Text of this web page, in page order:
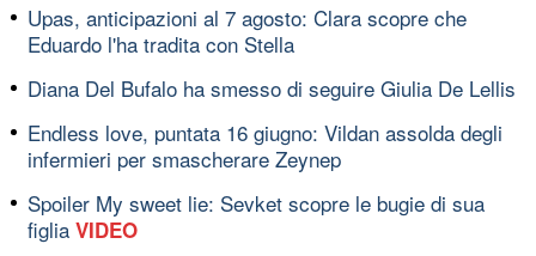
Upas, anticipazioni al 7 agosto: Clara scopre che
Eduardo l'ha tradita con Stella
Diana Del Bufalo ha smesso di seguire Giulia De Lellis
Endless love, puntata 16 giugno: Vildan assolda degli
infermieri per smascherare Zeynep
Spoiler My sweet lie: Sevket scopre le bugie di sua
figlia VIDEO